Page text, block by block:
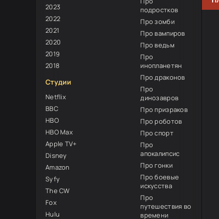
2023
2022
2021
2020
2019
2018
Студии
Netflix
BBC
HBO
HBO Max
Apple TV+
Disney
Amazon
Syfy
The CW
Fox
Hulu
подростков
Про зомби
Про вампиров
Про ведьм
Про
инопланетян
Про драконов
Про
динозавров
Про призраков
Про роботов
Про спорт
Про
апокалипсис
Про гонки
Про боевые
искусства
Про
путешествия во
времени